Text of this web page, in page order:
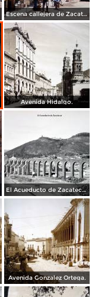
Escena callejera de Zacatecas 1958.
Avenida Hidalgo.
El Acueducto de Zacatecas.
Avenida Gonzalez Ortega.